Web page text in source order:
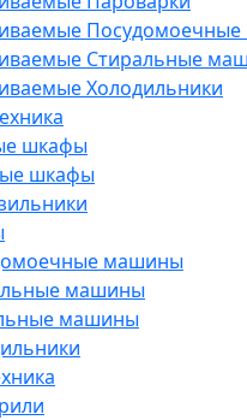
Стиральные
Холодильники
шкафы
шкафы
машины
машины
машины